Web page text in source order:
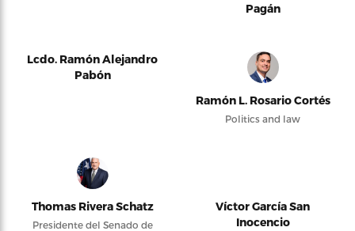
Pagán
Lcdo. Ramón Alejandro
Pabón
Ramón L. Rosario Cortés
Politics and law
Thomas Rivera Schatz
Presidente del Senado de
Víctor García San
Inocencio